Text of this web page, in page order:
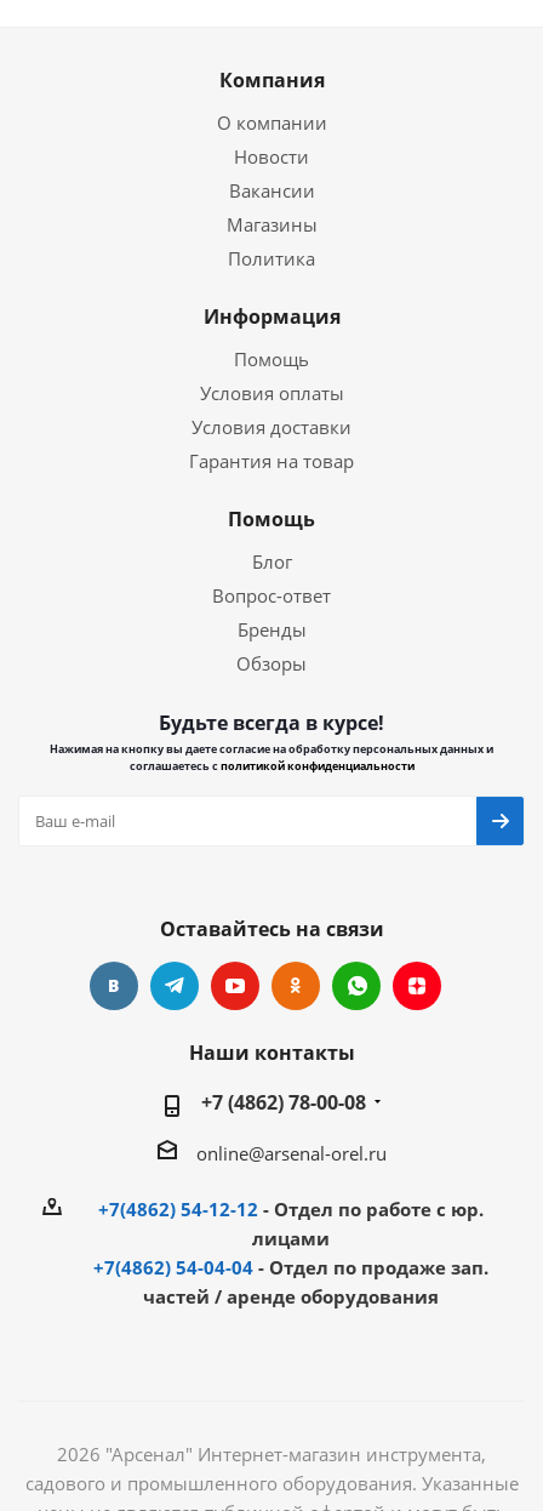
Компания
О компании
Новости
Вакансии
Магазины
Политика
Информация
Помощь
Условия оплаты
Условия доставки
Гарантия на товар
Помощь
Блог
Вопрос-ответ
Бренды
Обзоры
Будьте всегда в курсе!
Нажимая на кнопку вы даете согласие на обработку персональных данных и
соглашаетесь сполитикой конфиденциальности
Оставайтесь на связи
Наши контакты
+7 (4862) 78-00-08
online@arsenal-orel.ru
+7(4862) 54-12-12 - Отдел по работе с юр.
лицами
+7(4862) 54-04-04 - Отдел по продаже зап.
частей / аренде оборудования
2026 "Арсенал" Интернет-магазин инструмента,
садового и промышленного оборудования. Указанные